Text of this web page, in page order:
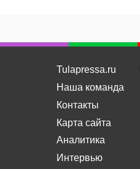
Tulapressa.ru
Наша команда
Контакты
Карта сайта
Аналитика
Интервью